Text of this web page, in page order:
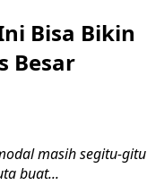
Bisa Bikin
Besar
masih segitu-gitu
buat...